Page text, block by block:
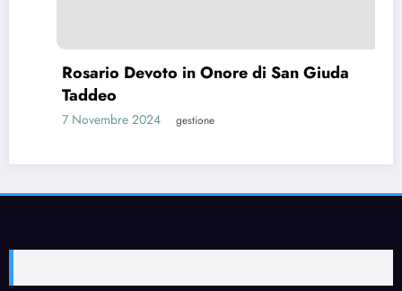
Rosario Devoto in Onore di San Giuda
Taddeo
7 Novembre 2024 gestione